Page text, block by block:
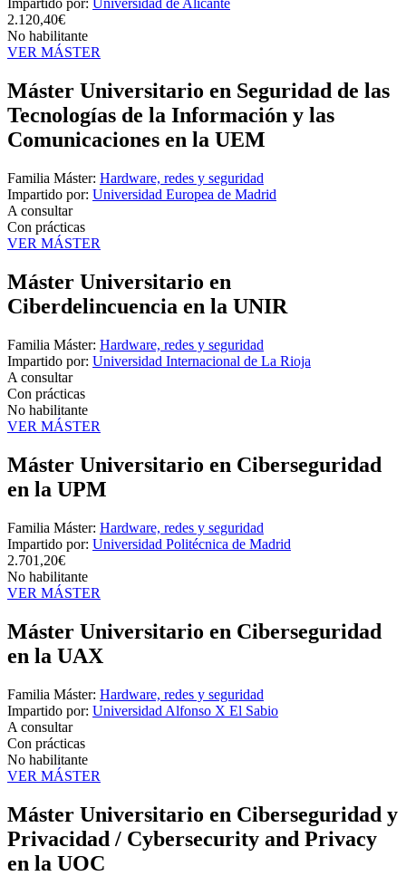
Impartido por: Universidad de Alicante
2.120,40€
No habilitante
VER MÁSTER
Máster Universitario en Seguridad de las
Tecnologías de la Información y las
Comunicaciones en la UEM
Familia Máster: Hardware, redes y seguridad
Impartido por: Universidad Europea de Madrid
A consultar
Con prácticas
VER MÁSTER
Máster Universitario en
Ciberdelincuencia en la UNIR
Familia Máster: Hardware, redes y seguridad
Impartido por: Universidad Internacional de La Rioja
A consultar
Con prácticas
No habilitante
VER MÁSTER
Máster Universitario en Ciberseguridad
en la UPM
Familia Máster: Hardware, redes y seguridad
Impartido por: Universidad Politécnica de Madrid
2.701,20€
No habilitante
VER MÁSTER
Máster Universitario en Ciberseguridad
en la UAX
Familia Máster: Hardware, redes y seguridad
Impartido por: Universidad Alfonso X El Sabio
A consultar
Con prácticas
No habilitante
VER MÁSTER
Máster Universitario en Ciberseguridad y
Privacidad / Cybersecurity and Privacy
en la UOC